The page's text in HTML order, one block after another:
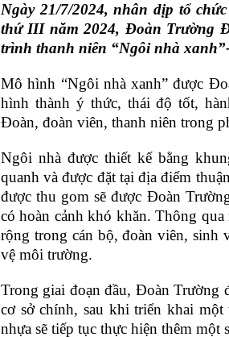
Ngày 21/7/2024, nhân dịp tổ
thứ III năm 2024, Đoàn Trường
trình thanh niên “Ngôi nhà
Mô hình “Ngôi nhà xanh” được
hình thành ý thức, thái độ tốt,
Đoàn, đoàn viên, thanh niên trong
Ngôi nhà được thiết kế bằng
quanh và được đặt tại địa điểm
được thu gom sẽ được Đoàn
có hoàn cảnh khó khăn. Thông
rộng trong cán bộ, đoàn viên, sinh
vệ môi trường.
Trong giai đoạn đầu, Đoàn Trường
cơ sở chính, sau khi triển khai
nhựa sẽ tiếp tục thực hiện thêm